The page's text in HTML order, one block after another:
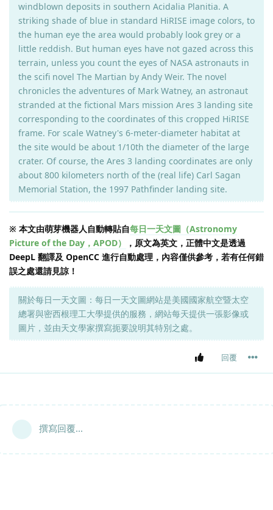
windblown deposits in southern Acidalia Planitia. A
striking shade of blue in standard HiRISE image colors, to
the human eye the area would probably look grey or a
little reddish. But human eyes have not gazed across this
terrain, unless you count the eyes of NASA astronauts in
the scifi novel The Martian by Andy Weir. The novel
chronicles the adventures of Mark Watney, an astronaut
stranded at the fictional Mars mission Ares 3 landing site
corresponding to the coordinates of this cropped HiRISE
frame. For scale Watney's 6-meter-diameter habitat at
the site would be about 1/10th the diameter of the large
crater. Of course, the Ares 3 landing coordinates are only
about 800 kilometers north of the (real life) Carl Sagan
Memorial Station, the 1997 Pathfinder landing site.
※ 本文由萌芽機器人自動轉貼自每日一天文圖（Astronomy
Picture of the Day，APOD）
，原文為英文，正體中文是透過
DeepL 翻譯及 OpenCC 進行自動處理，內容僅供參考，若有任何錯
誤之處還請見諒！
關於每日一天文圖：每日一天文圖網站是美國國家航空暨太空
總署與密西根理工大學提供的服務，網站每天提供一張影像或
圖片，並由天文學家撰寫扼要說明其特別之處。
回覆
撰寫回覆...